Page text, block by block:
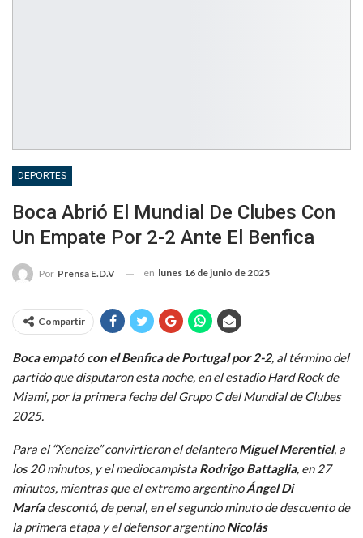
DEPORTES
Boca Abrió El Mundial De Clubes Con
Un Empate Por 2-2 Ante El Benfica
Por Prensa E.D.V en lunes 16 de junio de 2025
Compartir
Boca empató con el Benfica de Portugal por 2-2, al término del
partido que disputaron esta noche, en el estadio Hard Rock de
Miami, por la primera fecha del Grupo C del Mundial de Clubes
2025.
Para el “Xeneize” convirtieron el delanteroMiguel Merentiel, a
los 20 minutos, y el mediocampista Rodrigo Battaglia, en 27
minutos, mientras que el extremo argentinoÁngel Di
Maríadescontó, de penal, en el segundo minuto de descuento de
la primera etapa y el defensor argentinoNicolás